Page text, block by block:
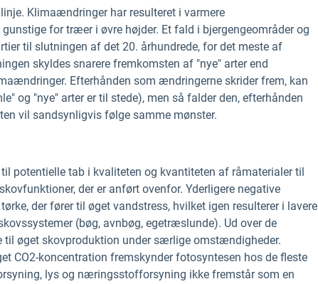
Klimaændringer har resulteret i varmere
for træer i øvre højder. Et fald i bjergengeområder og
til slutningen af det 20. århundrede, for det meste af
skyldes snarere fremkomsten af "nye" arter end
Efterhånden som ændringerne skrider frem, kan
og "nye" arter er til stede), men så falder den, efterhånden
vil sandsynligvis følge samme mønster.
potentielle tab i kvaliteten og kvantiteten af råmaterialer til
der er anført ovenfor. Yderligere negative
der fører til øget vandstress, hvilket igen resulterer i lavere
(bøg, avnbøg, egetræslunde). Ud over de
øget skovproduktion under særlige omstændigheder.
CO2-koncentration fremskynder fotosyntesen hos de fleste
lys og næringsstofforsyning ikke fremstår som en